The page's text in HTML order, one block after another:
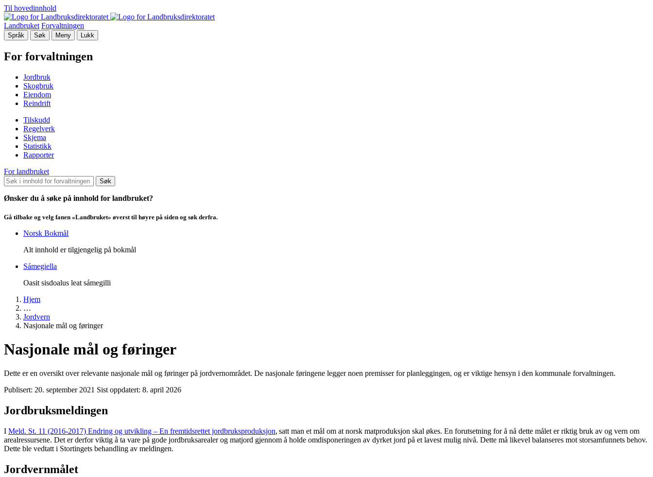
Til hovedinnhold
Landbruket Forvaltningen
Språk Søk Meny Lukk
For forvaltningen
Jordbruk
Skogbruk
Eiendom
Reindrift
Tilskudd
Regelverk
Skjema
Statistikk
Rapporter
For landbruket
Søk
Ønsker du å søke på innhold for landbruket?
Gå tilbake og velg fanen «Landbruket» øverst til høyre på siden og søk derfra.
Norsk Bokmål
Alt innhold er tilgjengelig på bokmål
Sámegiella
Oasit sisdoalus leat sámegilli
Hjem
…
Jordvern
Nasjonale mål og føringer
Nasjonale mål og føringer
Dette er en oversikt over relevante nasjonale mål og føringer på jordvernområdet. De nasjonale føringene legger noen premisser for planleggingen, og er viktige hensyn i den kommunale forvaltningen.
Publisert: 20. september 2021 Sist oppdatert: 8. april 2026
Jordbruksmeldingen
I Meld. St. 11 (2016-2017) Endring og utvikling – En fremtidsrettet jordbruksproduksjon, satt man et mål om at norsk matproduksjon skal økes. En forutsetning for å nå dette målet er riktig bruk av og vern om
arealressursene. Det er derfor viktig å ta vare på gode jordbruksarealer og matjord gjennom å holde omdisponeringen av dyrket jord på et lavest mulig nivå. Dette må likevel balanseres mot storsamfunnets behov.
Dette ble vedtatt i Stortingets behandling av meldingen.
Jordvernmålet